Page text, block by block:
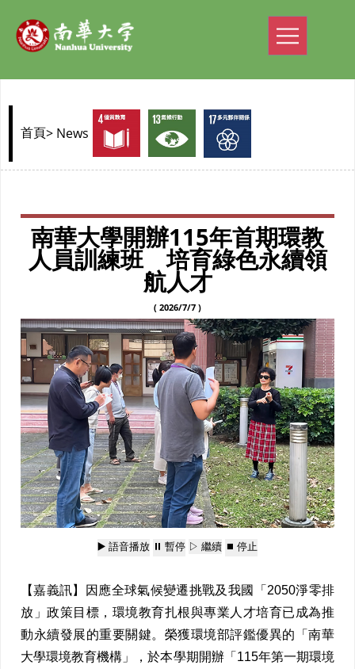
首頁> News
南華大學開辦115年首期環教
人員訓練班 培育綠色永續領
航人才
( 2026/7/7 )
▶️ 語音播放 ⏸️ 暫停 ▷ 繼續 ⏹️ 停止
【嘉義訊】因應全球氣候變遷挑戰及我國「2050淨零排
放」政策目標，環境教育扎根與專業人才培育已成為推
動永續發展的重要關鍵。榮獲環境部評鑑優異的「南華
大學環境教育機構」，於本學期開辦「115年第一期環境